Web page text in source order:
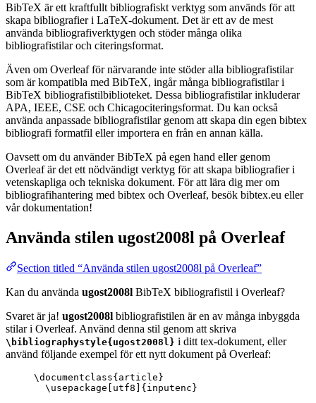
BibTeX är ett kraftfullt bibliografiskt verktyg som används för att
skapa bibliografier i LaTeX-dokument. Det är ett av de mest
använda bibliografiverktygen och stöder många olika
bibliografistilar och citeringsformat.
Även om Overleaf för närvarande inte stöder alla bibliografistilar
som är kompatibla med BibTeX, ingår många bibliografistilar i
BibTeX bibliografistilbiblioteket. Dessa bibliografistilar inkluderar
APA, IEEE, CSE och Chicagociteringsformat. Du kan också
använda anpassade bibliografistilar genom att skapa din egen bibtex
bibliografi formatfil eller importera en från en annan källa.
Oavsett om du använder BibTeX på egen hand eller genom
Overleaf är det ett nödvändigt verktyg för att skapa bibliografier i
vetenskapliga och tekniska dokument. För att lära dig mer om
bibliografihantering med bibtex och Overleaf, besök bibtex.eu eller
vår dokumentation!
Använda stilen ugost2008l på Overleaf
Section titled “Använda stilen ugost2008l på Overleaf”
Kan du använda ugost2008l BibTeX bibliografistil i Overleaf?
Svaret är ja! ugost2008l bibliografistilen är en av många inbyggda
stilar i Overleaf. Använd denna stil genom att skriva
\bibliographystyle{ugost2008l} i ditt tex-dokument, eller
använd följande exempel för ett nytt dokument på Overleaf:
\documentclass{ article }
\usepackage
utf8 ]{ inputenc }